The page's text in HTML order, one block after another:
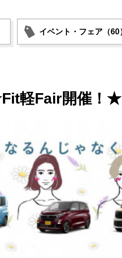
イベント・フェア（60
軽Fair開催！★